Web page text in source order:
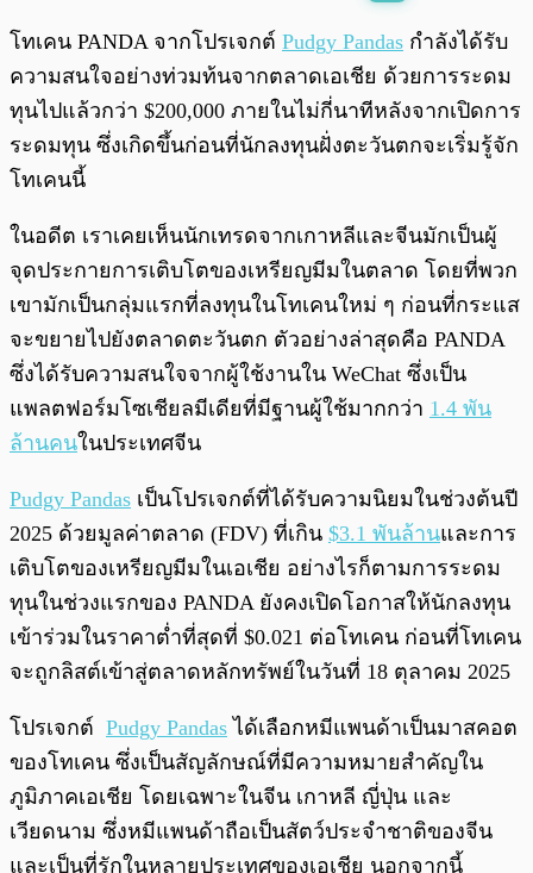
0:00 / 0:00
โทเคน PANDA จากโปรเจกต์ Pudgy Pandas กำลังได้รับ
ความสนใจอย่างท่วมท้นจากตลาดเอเชีย ด้วยการระดม
ทุนไปแล้วกว่า $200,000 ภายในไม่กี่นาทีหลังจากเปิดการ
ระดมทุน ซึ่งเกิดขึ้นก่อนที่นักลงทุนฝั่งตะวันตกจะเริ่มรู้จัก
โทเคนนี้
ในอดีต เราเคยเห็นนักเทรดจากเกาหลีและจีนมักเป็นผู้
จุดประกายการเติบโตของเหรียญมีมในตลาด โดยที่พวก
เขามักเป็นกลุ่มแรกที่ลงทุนในโทเคนใหม่ ๆ ก่อนที่กระแส
จะขยายไปยังตลาดตะวันตก ตัวอย่างล่าสุดคือ PANDA
ซึ่งได้รับความสนใจจากผู้ใช้งานใน WeChat ซึ่งเป็น
แพลตฟอร์มโซเชียลมีเดียที่มีฐานผู้ใช้มากกว่า 1.4 พัน
ล้านคนในประเทศจีน
Pudgy Pandas เป็นโปรเจกต์ที่ได้รับความนิยมในช่วงต้นปี
2025 ด้วยมูลค่าตลาด (FDV) ที่เกิน $3.1 พันล้านและการ
เติบโตของเหรียญมีมในเอเชีย อย่างไรก็ตามการระดม
ทุนในช่วงแรกของ PANDA ยังคงเปิดโอกาสให้นักลงทุน
เข้าร่วมในราคาต่ำที่สุดที่ $0.021 ต่อโทเคน ก่อนที่โทเคน
จะถูกลิสต์เข้าสู่ตลาดหลักทรัพย์ในวันที่ 18 ตุลาคม 2025
โปรเจกต์ Pudgy Pandas ได้เลือกหมีแพนด้าเป็นมาสคอต
ของโทเคน ซึ่งเป็นสัญลักษณ์ที่มีความหมายสำคัญใน
ภูมิภาคเอเชีย โดยเฉพาะในจีน เกาหลี ญี่ปุ่น และ
เวียดนาม ซึ่งหมีแพนด้าถือเป็นสัตว์ประจำชาติของจีน
และเป็นที่รักในหลายประเทศของเอเชีย นอกจากนี้